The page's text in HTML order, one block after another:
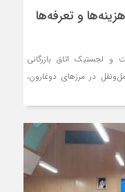
و تعرفه‌ها
و لجستیک اتاق بازرگانی
در مرزهای دوغارون،